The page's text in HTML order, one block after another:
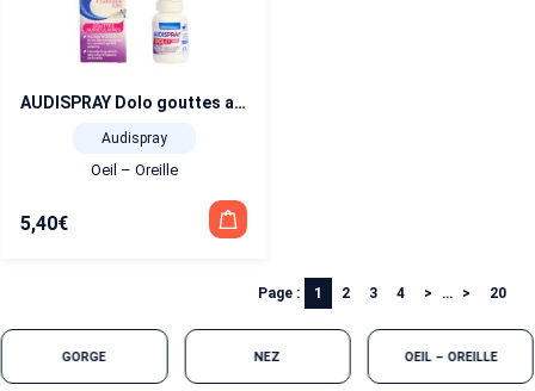
AUDISPRAY Dolo gouttes auriculaires 7g
Audispray
Oeil – Oreille
5,40€
Page : 1 2 3 4 … 20
GORGE NEZ OEIL – OREILLE